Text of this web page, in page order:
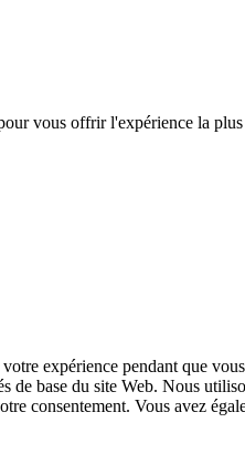
vous offrir l'expérience la
expérience pendant que
de base du site Web. Nous
consentement. Vous avez